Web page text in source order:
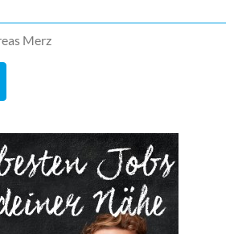
Merz